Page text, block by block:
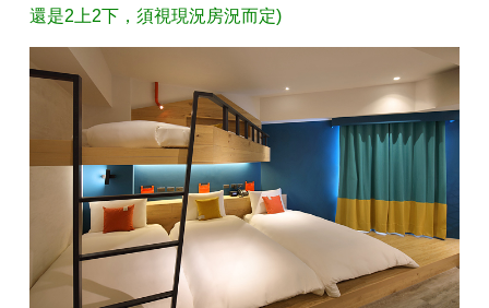
還是2上2下，須視現況房況而定)